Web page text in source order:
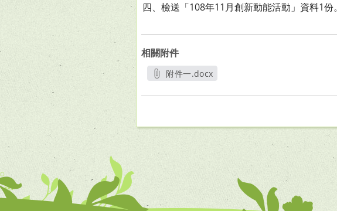
四、檢送「108年11月創新動能活動」資料1份。
相關附件
附件一.docx